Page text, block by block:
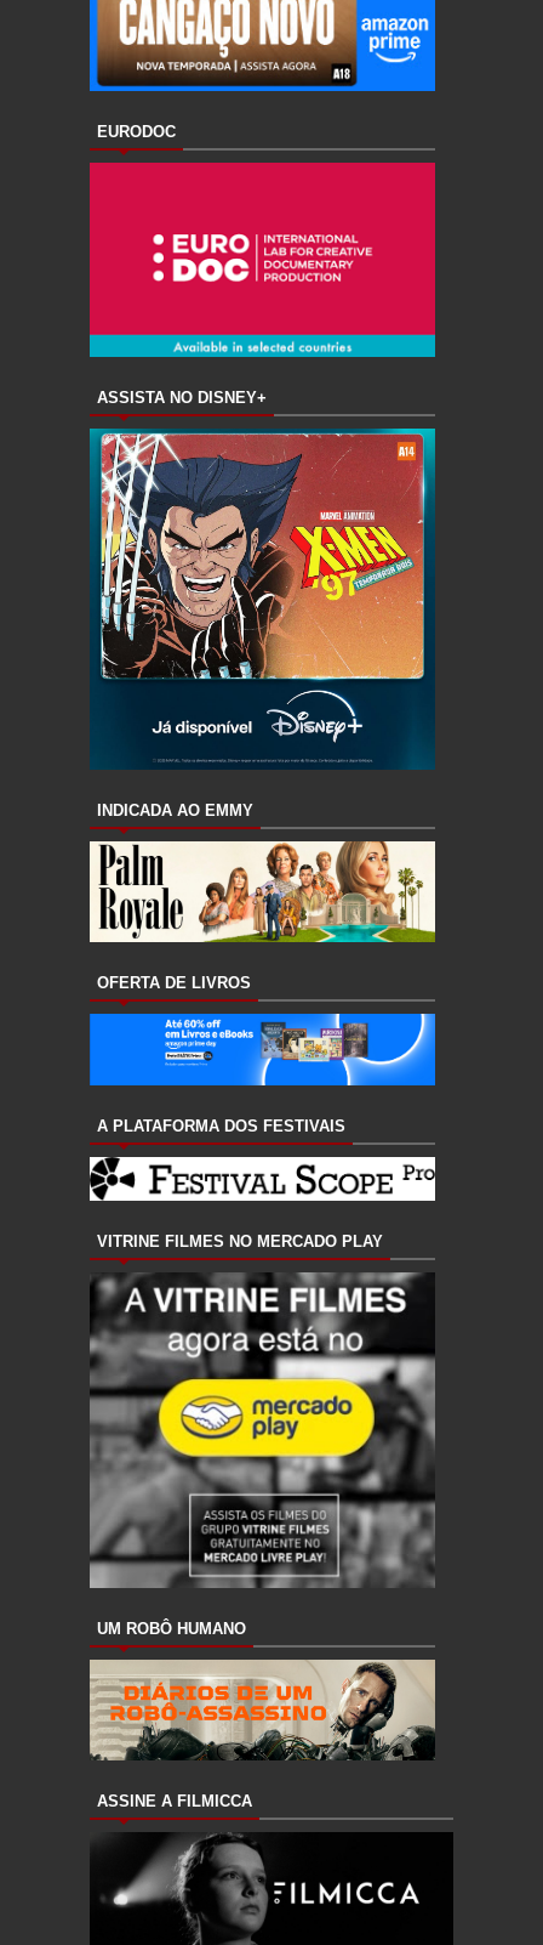
EURODOC
ASSISTA NO DISNEY+
INDICADA AO EMMY
OFERTA DE LIVROS
A PLATAFORMA DOS FESTIVAIS
VITRINE FILMES NO MERCADO PLAY
UM ROBÔ HUMANO
ASSINE A FILMICCA